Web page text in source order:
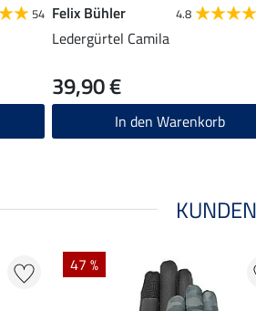
54 Felix Bühler 4.8
Ledergürtel Camila
39,90 €
In den Warenkorb
47 %